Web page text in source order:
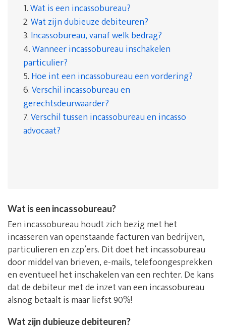
1.Wat is een incassobureau?
2.Wat zijn dubieuze debiteuren?
3. Incassobureau, vanaf welk bedrag?
4.Wanneer incassobureau inschakelen
particulier?
5. Hoe int een incassobureau een vordering?
6.Verschil incassobureau en
gerechtsdeurwaarder?
7.Verschil tussen incassobureau en incasso
advocaat?
Wat is een incassobureau?
Een incassobureau houdt zich bezig met het
incasseren van openstaande facturen van bedrijven,
particulieren en zzp’ers. Dit doet het incassobureau
door middel van brieven, e-mails, telefoongesprekken
en eventueel het inschakelen van een rechter. De kans
dat de debiteur met de inzet van een incassobureau
alsnog betaalt is maar liefst 90%!
Wat zijn dubieuze debiteuren?